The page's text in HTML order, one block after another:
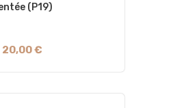
(P19)
20,00 €